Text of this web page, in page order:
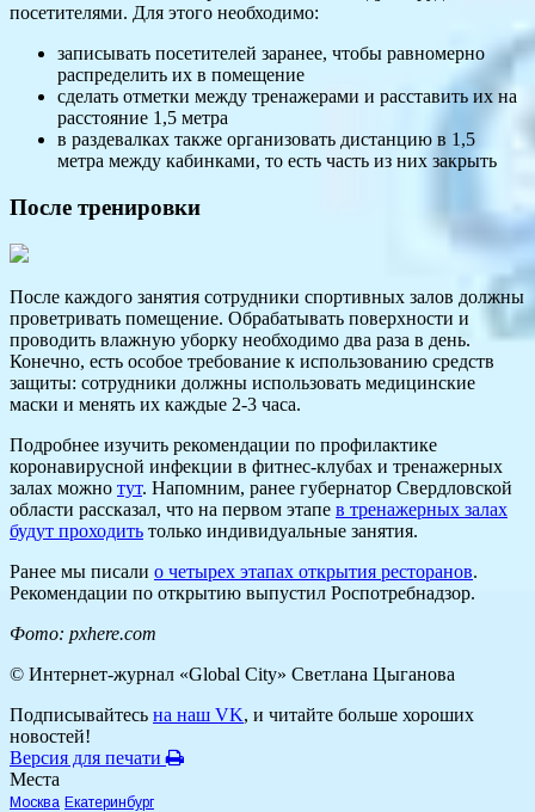
посетителями. Для этого необходимо:
записывать посетителей заранее, чтобы равномерно
распределить их в помещение
сделать отметки между тренажерами и расставить их на
расстояние 1,5 метра
в раздевалках также организовать дистанцию в 1,5
метра между кабинками, то есть часть из них закрыть
После тренировки
После каждого занятия сотрудники спортивных залов должны
проветривать помещение. Обрабатывать поверхности и
проводить влажную уборку необходимо два раза в день.
Конечно, есть особое требование к использованию средств
защиты: сотрудники должны использовать медицинские
маски и менять их каждые 2-3 часа.
Подробнее изучить рекомендации по профилактике
коронавирусной инфекции в фитнес-клубах и тренажерных
залах можно тут. Напомним, ранее губернатор Свердловской
области рассказал, что на первом этапе в тренажерных залах
будут проходить только индивидуальные занятия.
Ранее мы писали о четырех этапах открытия ресторанов.
Рекомендации по открытию выпустил Роспотребнадзор.
Фото: pxhere.com
© Интернет-журнал «Global City» Светлана Цыганова
Подписывайтесь на наш VK, и читайте больше хороших
новостей!
Версия для печати
Места
Москва Екатеринбург